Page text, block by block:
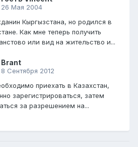
26 Мая 2004
Кыргызстана, но родился в
Как мне теперь получить
или вид на жительство и...
Brant
8 Сентября 2012
приехать в Казахстан,
зарегистрироваться, затем
за разрешением на...